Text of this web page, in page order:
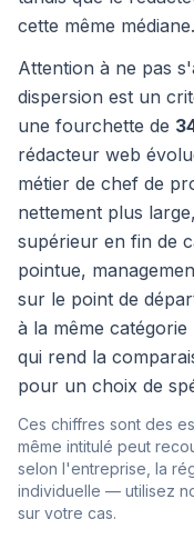
cette même médiane.
Attention à ne pas
dispersion est un
une fourchette de
rédacteur web
métier de chef de
nettement plus
supérieur en fin de
pointue,
sur le point de
à la même
qui rend la
pour un choix de
Ces chiffres sont des
même intitulé peut
selon l'entreprise, la
individuelle — utilisez
sur votre cas.